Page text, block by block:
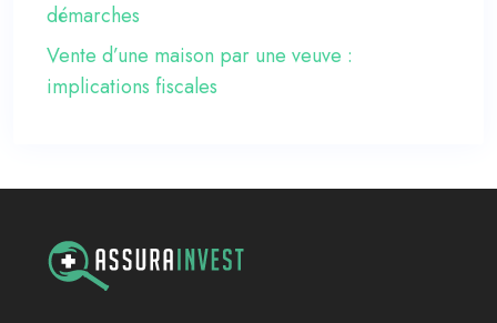
démarches
Vente d’une maison par une veuve :
implications fiscales